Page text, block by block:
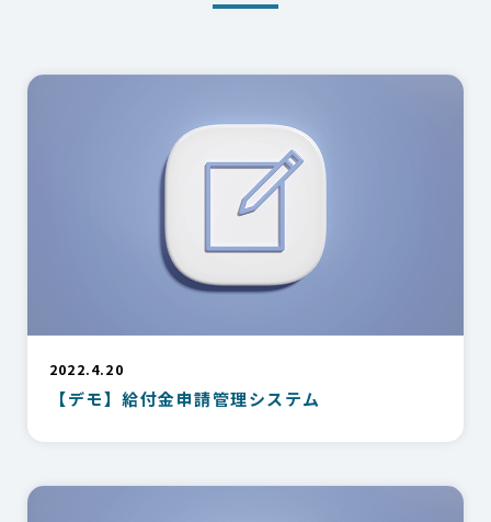
2022.4.20
【デモ】給付金申請管理システム